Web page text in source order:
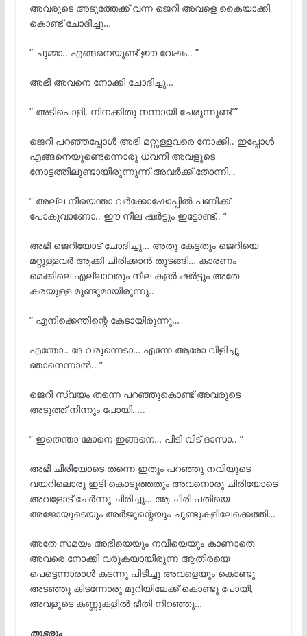
അവരുടെ അടുത്തേക്ക് വന്ന ജെറി അവളെ കൈയാക്കി
കൊണ്ട് ചോദിച്ചു…
” ചുമ്മാ.. എങ്ങനെയുണ്ട് ഈ വേഷം.. ”
അഭി അവനെ നോക്കി ചോദിച്ചു…
” അടിപൊളി, നിനക്കിതു നന്നായി ചേരുന്നുണ്ട് ”
ജെറി പറഞ്ഞപ്പോൾ അഭി മറ്റുള്ളവരെ നോക്കി.. ഇപ്പോൾ
എങ്ങനെയുണ്ടെന്നൊരു ധ്വനി അവളുടെ
നോട്ടത്തിലുണ്ടായിരുന്നുന്ന് അവർക്ക് തോന്നി…
” അല്ല നീയെന്താ വർക്കോഷോപ്പിൽ പണിക്ക്
പോകുവാണോ.. ഈ നീല ഷർട്ടും ഇട്ടോണ്ട്.. ”
അഭി ജെറിയോട് ചോദിച്ചു… അതു കേട്ടതും ജെറിയെ
മറ്റുള്ളവർ ആക്കി ചിരിക്കാൻ തുടങ്ങി… കാരണം
മെക്കിലെ എല്ലാവരും നീല കളർ ഷർട്ടും അതേ
കരയുള്ള മുണ്ടുമായിരുന്നു..
” എനിക്കെന്തിന്റെ കേടായിരുന്നു…
എന്തോ.. ദേ വരുന്നെടാ… എന്നേ ആരോ വിളിച്ചു
ഞാനെന്നാൽ.. ”
ജെറി സ്വയം തന്നെ പറഞ്ഞുകൊണ്ട് അവരുടെ
അടുത്ത് നിന്നും പോയി…..
” ഇതെന്താ മോനെ ഇങ്ങനെ… പിടി വിട് ദാസാ.. ”
അഭി ചിരിയോടെ തന്നെ ഇതും പറഞ്ഞു നവിയുടെ
വയറിലൊരു ഇടി കൊടുത്തതും അവനൊരു ചിരിയോടെ
അവളോട്‌ ചേർന്നു ചിരിച്ചു… ആ ചിരി പതിയെ
അജോയുടെയും അർജുന്റെയും ചുണ്ടുകളിലേക്കെത്തി…
അതേ സമയം അഭിയെയും നവിയെയും കാണാതെ
അവരെ നോക്കി വരുകയായിരുന്ന ആതിരയെ
പെട്ടെന്നാരാൾ കടന്നു പിടിച്ചു അവളെയും കൊണ്ടു
അടഞ്ഞു കിടന്നോരു മുറിയിലേക്ക് കൊണ്ടു പോയി,
അവളുടെ കണ്ണുകളിൽ ഭീതി നിറഞ്ഞു…
തുടരും